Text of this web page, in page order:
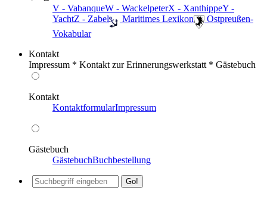
V - VabanqueW - WackelpeterX - XanthippeY -
YachtZ - Zabel ️ Maritimes Lexikon
️ Ostpreußen-
Vokabular
Kontakt
Impressum * Kontakt zur Erinnerungswerkstatt * Gästebuch
Kontakt
KontaktformularImpressum
Gästebuch
GästebuchBuchbestellung